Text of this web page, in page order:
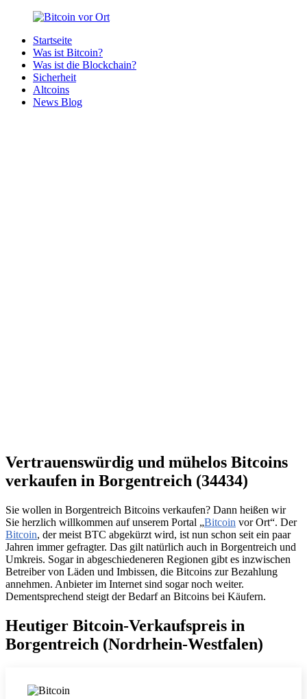
Zurück
Inhalt
Bitcoin
Bitcoins
deiner
Region
Startseite
Was ist Bitcoin?
Was ist die Blockchain?
Sicherheit
Altcoins
News Blog
Vertrauenswürdig und mühelos Bitcoins
verkaufen in Borgentreich (34434)
Sie wollen in Borgentreich Bitcoins verkaufen? Dann heißen wir
Sie herzlich willkommen auf unserem Portal „Bitcoin vor Ort“. Der
Bitcoin, der meist BTC abgekürzt wird, ist nun schon seit ein paar
Jahren immer gefragter. Das gilt natürlich auch in Borgentreich und
Umkreis. Sogar in abgeschiedeneren Regionen gibt es inzwischen
Betreiber von Läden und Imbissen, die Bitcoins zur Bezahlung
annehmen. Anbieter im Internet sind sogar noch weiter.
Dementsprechend steigt der Bedarf an Bitcoins bei Käufern.
Heutiger Bitcoin-Verkaufspreis in
Borgentreich (Nordrhein-Westfalen)